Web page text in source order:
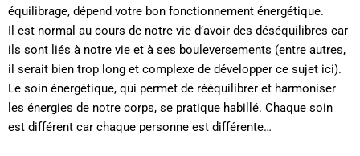
équilibrage, dépend votre bon fonctionnement énergétique.
Il est normal au cours de notre vie d’avoir des déséquilibres car
ils sont liés à notre vie et à ses bouleversements (entre autres,
il serait bien trop long et complexe de développer ce sujet ici).
Le soin énergétique, qui permet de rééquilibrer et harmoniser
les énergies de notre corps, se pratique habillé. Chaque soin
est différent car chaque personne est différente…